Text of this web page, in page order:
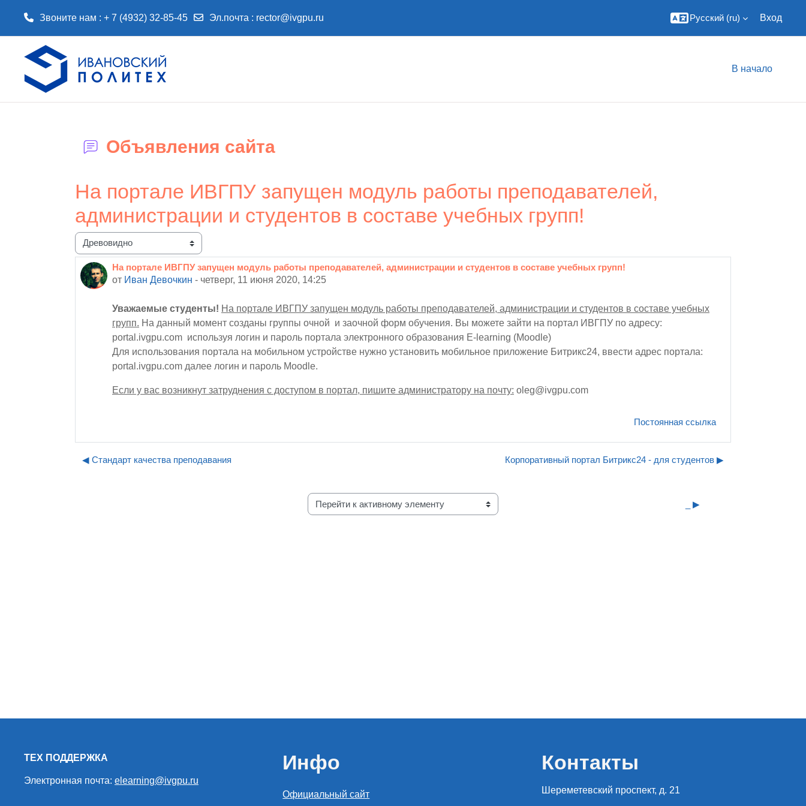
Звоните нам : + 7 (4932) 32-85-45 Эл.почта : rector@ivgpu.ru Русский ‎(ru)‎ Вход
В начало
Объявления сайта
На портале ИВГПУ запущен модуль работы преподавателей,
администрации и студентов в составе учебных групп!
Режим отображения
На портале ИВГПУ запущен модуль работы преподавателей, администрации и студентов в составе учебных групп!
от Иван Девочкин - четверг, 11 июня 2020, 14:25
Количество ответов: 0
Уважаемые студенты! На портале ИВГПУ запущен модуль работы преподавателей, администрации и студентов в составе учебных
групп. На данный момент созданы группы очной и заочной форм обучения. Вы можете зайти на портал ИВГПУ по адресу:
portal.ivgpu.com используя логин и пароль портала электронного образования E-learning (Moodle)
Для использования портала на мобильном устройстве нужно установить мобильное приложение Битрикс24, ввести адрес портала:
portal.ivgpu.com далее логин и пароль Moodle.
Если у вас возникнут затруднения с доступом в портал, пишите администратору на почту: oleg@ivgpu.com
Постоянная ссылка
◀︎ Стандарт качества преподавания Корпоративный портал Битрикс24 - для студентов ▶︎
Перейти к активному элементу
_ ▶︎
ТЕХ ПОДДЕРЖКА
Электронная почта: elearning@ivgpu.ru
Инфо
Официальный сайт
Контакты
Шереметевский проспект, д. 21